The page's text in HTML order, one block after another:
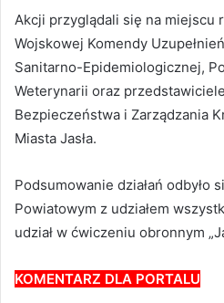
Akcji przyglądali się na miejscu
Wojskowej Komendy
Sanitarno-Epidemiologicznej,
Weterynarii oraz
Bezpieczeństwa i Zarządzania
Miasta Jasła.
Podsumowanie działań odbyło
Powiatowym z udziałem
udział w ćwiczeniu obronnym
KOMENTARZ DLA PORTALU